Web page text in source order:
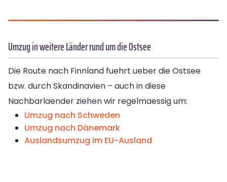
Umzug in weitere Länder rund um die Ostsee
Die Route nach Finnland fuehrt ueber die Ostsee
bzw. durch Skandinavien – auch in diese
Nachbarlaender ziehen wir regelmaessig um:
Umzug nach Schweden
Umzug nach Dänemark
Auslandsumzug im EU-Ausland